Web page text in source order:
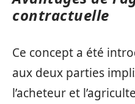
contractuelle
Ce concept a été
aux deux parties
l’acheteur et